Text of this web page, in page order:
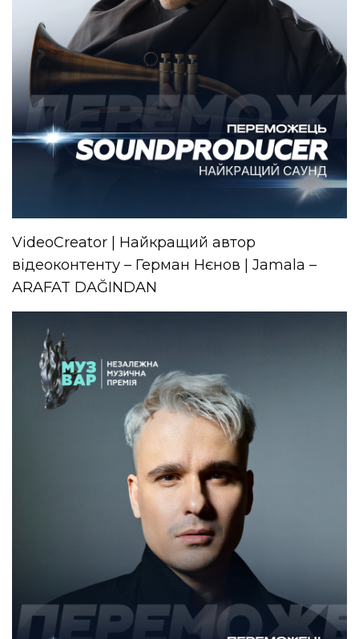
VideoCreator | Найкращий автор
відеоконтенту – Герман Нєнов | Jamala –
ARAFAT DAĞINDAN